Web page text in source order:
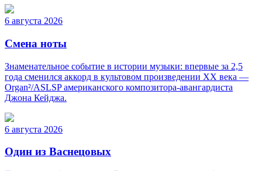
6 августа 2026
Смена ноты
Знаменательное событие в истории музыки: впервые за 2,5
года сменился аккорд в культовом произведении XX века —
Organ²/ASLSP американского композитора-авангардиста
Джона Кейджа.
6 августа 2026
Один из Васнецовых